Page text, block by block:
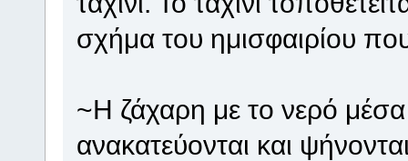
σχήμα του ημισφαιρίου
~Η ζάχαρη με το νερό
ανακατεύονται και